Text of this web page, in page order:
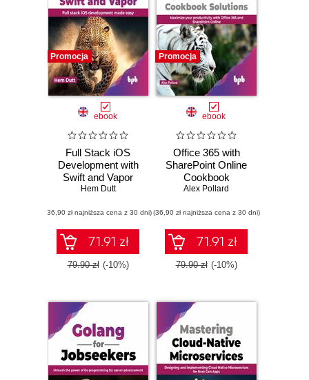
Promocja
ebook
Full Stack iOS
Development with
Swift and Vapor
Hem Dutt
(36,90 zł najniższa cena z 30 dni)
71.91 zł
79.90 zł (-10%)
Promocja
ebook
Office 365 with
SharePoint Online
Cookbook
Solutions
Alex Pollard
(36,90 zł najniższa cena z 30 dni)
71.91 zł
79.90 zł (-10%)